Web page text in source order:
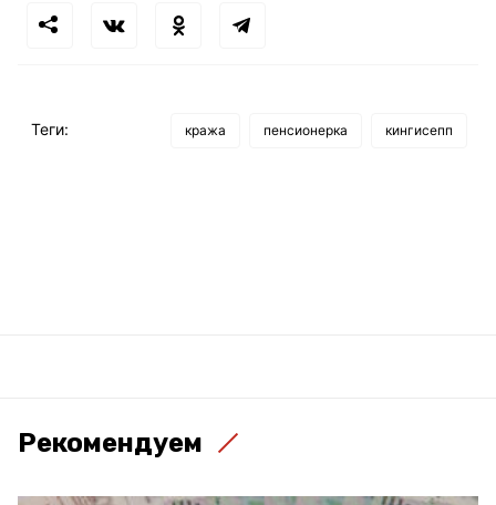
Теги: кража пенсионерка кингисепп
Рекомендуем